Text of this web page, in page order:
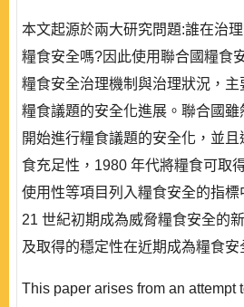
本文起源於兩大研究問題:誰在治
糧食安全嗎?因此使用聯合國糧食
糧食安全治理機制與治理狀況，
糧食議題的安全化進展。聯合國
開始進行糧食議題的安全化，並
食充足性，1980 年代將糧食可取
使用性等項目列入糧食安全的指
21 世紀初期成為威脅糧食安全的
及取得的穩定性在近期成為糧食安
This paper arises from an attempt